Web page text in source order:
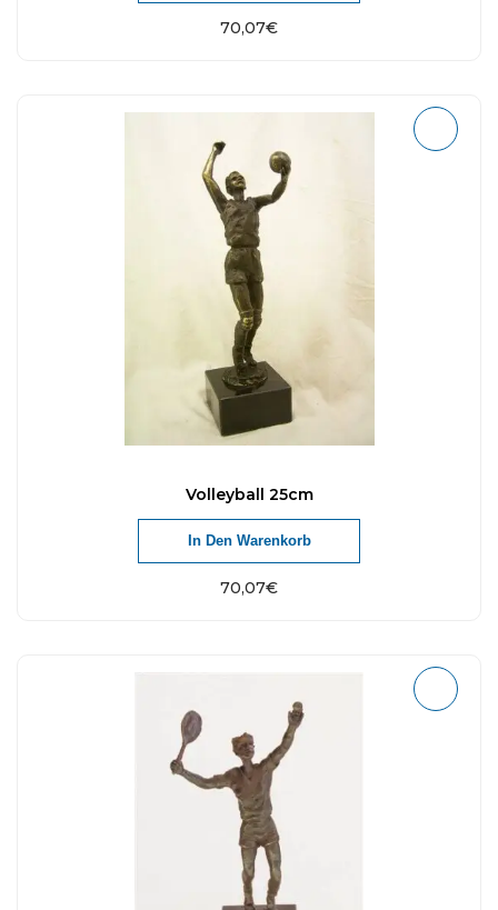
70,07€
Volleyball 25cm
70,07€
In Den Warenkorb